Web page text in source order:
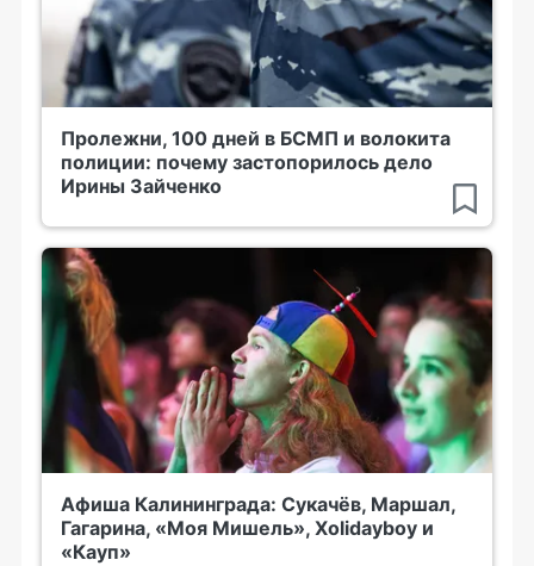
Пролежни, 100 дней в БСМП и волокита
полиции: почему застопорилось дело
Ирины Зайченко
Афиша Калининграда: Сукачёв, Маршал,
Гагарина, «Моя Мишель», Xolidayboy и
«Кауп»